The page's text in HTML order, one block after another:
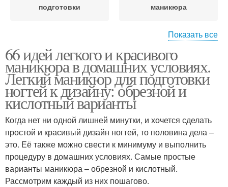
подготовки
маникюра
Ногти для новичков
Показать все
66 идей легкого и красивого
маникюра в домашних условиях.
Легкий маникюр для подготовки
ногтей к дизайну: обрезной и
кислотный варианты
Когда нет ни одной лишней минутки, и хочется сделать
простой и красивый дизайн ногтей, то половина дела –
это. Её также можно свести к минимуму и выполнить
процедуру в домашних условиях. Самые простые
варианты маникюра – обрезной и кислотный.
Рассмотрим каждый из них пошагово.